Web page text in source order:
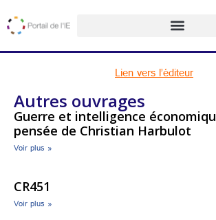
Lien vers l’éditeur
Autres ouvrages
Guerre et intelligence
pensée de Christian Harbulot
Voir plus »
CR451
Voir plus »